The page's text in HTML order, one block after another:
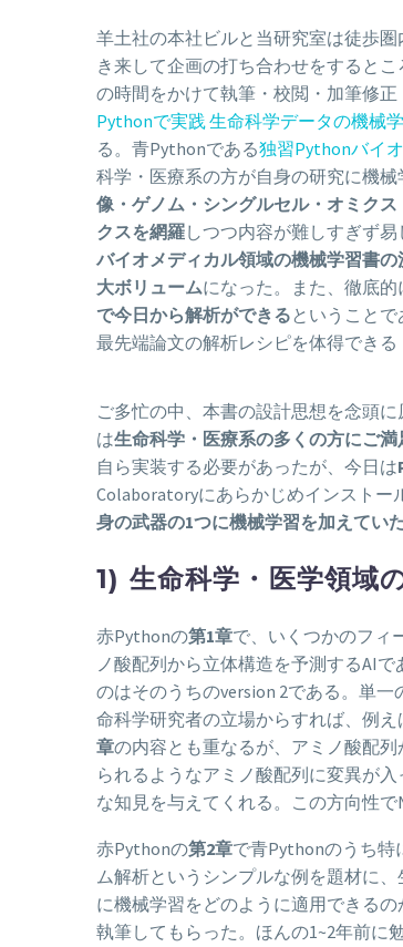
羊土社の本社ビルと当研究室は徒歩
き来して企画の打ち合わせをすると
の時間をかけて執筆・校閲・加筆修
Pythonで実践 生命科学データの機械
る。青Pythonである独習Pythonバイ
科学・医療系の方が自身の研究に機械
像・ゲノム・シングルセル・オミク
クスを網羅しつつ内容が難しすぎず
バイオメディカル領域の機械学習書の
大ボリュームになった。また、徹底
で今日から解析ができる ということ
最先端論文の解析レシピを体得できる
ご多忙の中、本書の設計思想を念頭
は生命科学・医療系の多くの方にご
自ら実装する必要があったが、今日は
Colaboratoryにあらかじめインストー
身の武器の1つに機械学習を加えてい
1) 生命科学・医学領域
赤Pythonの第1章で、いくつかのフィ
ノ酸配列から立体構造を予測するAI
のはそのうちのversion 2である。単
命科学研究者の立場からすれば、例
章の内容とも重なるが、アミノ酸配
られるようなアミノ酸配列に変異が
な知見を与えてくれる。この方向性で
赤Pythonの第2章で青Pythonのうち特
ム解析というシンプルな例を題材に
に機械学習をどのように適用できる
執筆してもらった。ほんの1~2年前に